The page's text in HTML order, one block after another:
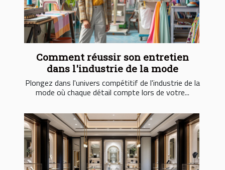
Comment réussir son entretien
dans l'industrie de la mode
Plongez dans l'univers compétitif de l'industrie de la
mode où chaque détail compte lors de votre...